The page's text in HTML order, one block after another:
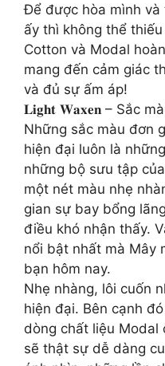
Để được hòa mình
ấy thì không thể
Cotton và Modal
mang đến cảm giác
và đủ sự ấm áp!
𝐋𝐢𝐠𝐡𝐭 𝐖𝐚𝐱𝐞𝐧 – Sắc
Những sắc màu đơn
hiện đại luôn là
những bộ sưu tập
một nét màu nhẹ
gian sự bay bổng
điều khó nhận thấy.
nổi bật nhất mà Mây
bạn hôm nay.
Nhẹ nhàng, lôi cuốn
hiện đại. Bên cạnh
dòng chất liệu Modal
sẽ thật sự dễ dàng